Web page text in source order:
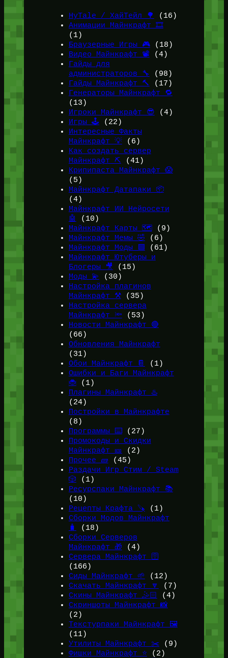
HyTale / ХайТейл 🌳
(16)
Анимации Майнкрафт 🎞️
(1)
Браузерные Игры 🎮(18)
Видео Майнкрафт 📽️ (4)
Гайды для
администраторов 🔧
(98)
Гайды Майнкрафт 🔨
(17)
Генераторы Майнкрафт 🔁
(13)
Игроки Майнкрафт 😎 (4)
Игры 🕹️ (22)
Интересные Факты
Майнкрафт 💡(6)
Как создать сервер
Майнкрафт ⛏️ (41)
Крипипаста Майнкрафт 😱
(5)
Майнкрафт Датапаки 📦
(4)
Майнкрафт ИИ Нейросети
🤖
(10)
Майнкрафт Карты 🗺️ (9)
Майнкрафт Мемы 🤣 (6)
Майнкрафт Моды 🟩
(61)
Майнкрафт Ютуберы и
Блогеры 🎥
(15)
Моды 💫
(30)
Настройка плагинов
Майнкрафт ⚒️(35)
Настройка сервера
Майнкрафт 🔦 (53)
Новости Майнкрафт 🔴
(66)
Обновления Майнкрафт
(31)
Обои Майнкрафт 📔
(1)
Ошибки и Баги Майнкрафт
🐞(1)
Плагины Майнкрафт ♨️
(24)
Постройки в Майнкрафте
(8)
Программы ⌨️(27)
Промокоды и Скидки
Майнкрафт 🎫
(2)
Прочее 🧱 (45)
Раздачи Игр Стим / Steam
🎲 (1)
Ресурспаки Майнкрафт 📚
(10)
Рецепты Крафта 🪚 (1)
Сборки Модов Майнкрафт
🧳
(18)
Сборки Серверов
Майнкрафт 🎁 (4)
Сервера Майнкрафт 🛜
(166)
Сиды Майнкрафт 🌱
(12)
Скачать Майнкрафт 🔽
(7)
Скины Майнкрафт 🤹🏻
(4)
Скриншоты Майнкрафт 📸
(2)
Текстурпаки Майнкрафт 🖼️
(11)
Утилиты Майнкрафт ✂️ (9)
Фишки Майнкрафт ⭐(2)